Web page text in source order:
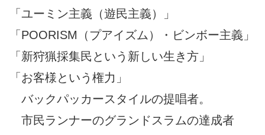
「ユーミン主義（遊民主義）」
「POORISM（プアイズム）・ビンボー主義」
「新狩猟採集民という新しい生き方」
「お客様という権力」
バックパッカースタイルの提唱者。
市民ランナーのグランドスラムの達成者